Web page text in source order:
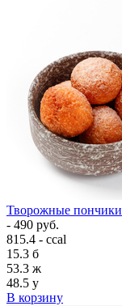
Творожные пончики
- 490 руб.
815.4 - ccal
15.3 б
53.3 ж
48.5 у
В корзину